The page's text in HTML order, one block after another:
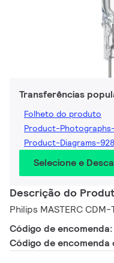
Transferências
Folheto do produto
Product-Photographs-
Product-Diagrams-
Selecione e
Descrição do
Philips MASTERC
Código de encomenda:
Código de